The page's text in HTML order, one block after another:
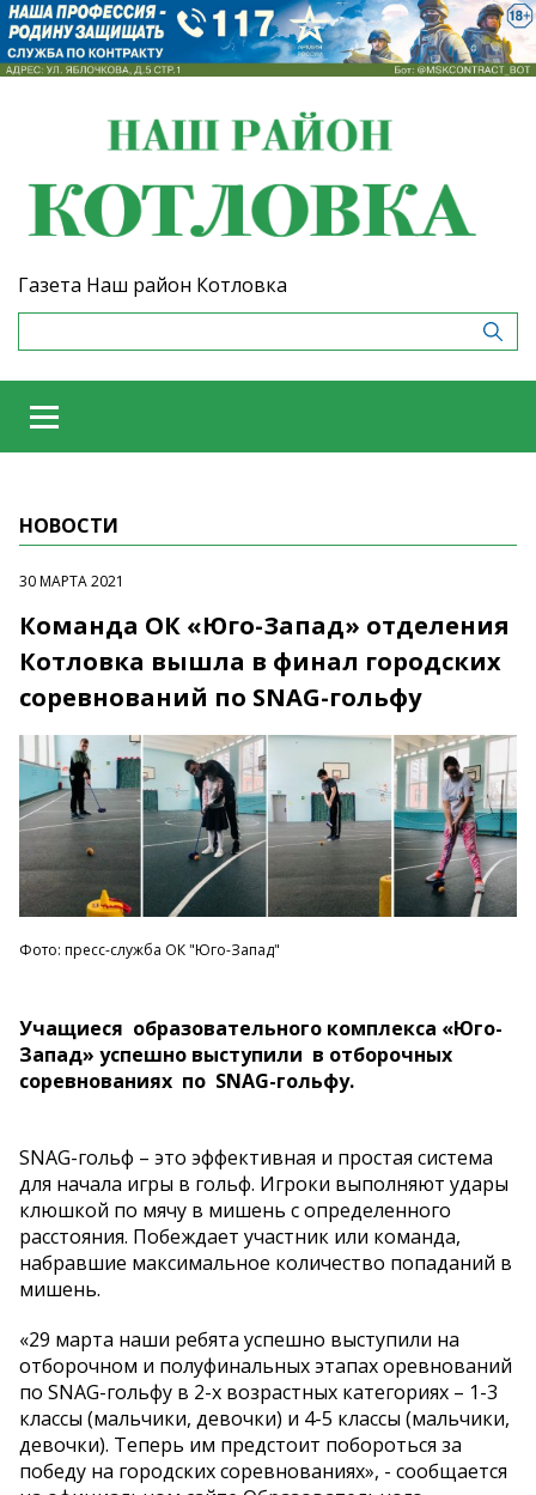
Газета Наш район Котловка
НОВОСТИ
30 МАРТА 2021
Команда ОК «Юго-Запад» отделения
Котловка вышла в финал городских
соревнований по SNAG-гольфу
Фото: пресс-служба ОК "Юго-Запад"
Учащиеся образовательного комплекса «Юго-
Запад» успешно выступили в отборочных
соревнованиях по SNAG-гольфу.
SNAG-гольф – это эффективная и простая система
для начала игры в гольф. Игроки выполняют удары
клюшкой по мячу в мишень с определенного
расстояния. Побеждает участник или команда,
набравшие максимальное количество попаданий в
мишень.
«29 марта наши ребята успешно выступили на
отборочном и полуфинальных этапах оревнований
по SNAG-гольфу в 2-х возрастных категориях – 1-3
классы (мальчики, девочки) и 4-5 классы (мальчики,
девочки). Теперь им предстоит побороться за
победу на городских соревнованиях», - сообщается